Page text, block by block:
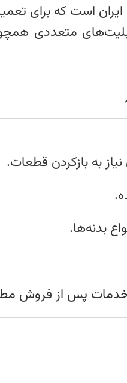
است که برای
متعددی
به بازکردن قطعات.
بدنه‌ها.
و خدمات پس از فروش